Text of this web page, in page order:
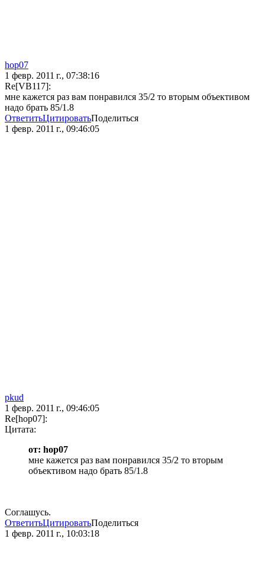
hop07
1 февр. 2011 г., 07:38:16
Re[VB117]:
мне кажется раз вам понравился 35/2 то вторым объективом
надо брать 85/1.8
ОтветитьЦитироватьПоделиться
1 февр. 2011 г., 09:46:05
pkud
1 февр. 2011 г., 09:46:05
Re[hop07]:
Цитата:
от: hop07
мне кажется раз вам понравился 35/2 то вторым
объективом надо брать 85/1.8
Соглашусь.
ОтветитьЦитироватьПоделиться
1 февр. 2011 г., 10:03:18